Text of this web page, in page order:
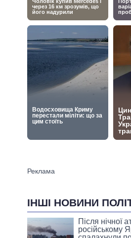
ІНШІ НОВИНИ
Після нічної
російському